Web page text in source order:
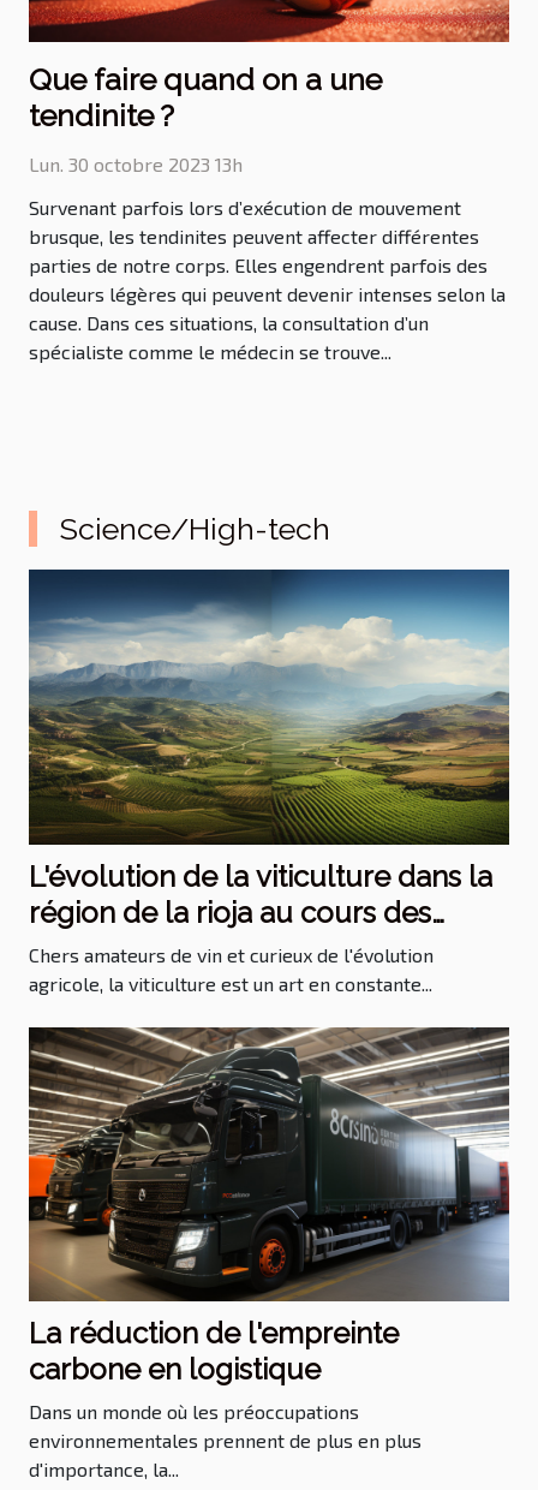
Que faire quand on a une
tendinite ?
Lun. 30 octobre 2023 13h
Survenant parfois lors d’exécution de mouvement
brusque, les tendinites peuvent affecter différentes
parties de notre corps. Elles engendrent parfois des
douleurs légères qui peuvent devenir intenses selon la
cause. Dans ces situations, la consultation d’un
spécialiste comme le médecin se trouve...
Science/High-tech
L'évolution de la viticulture dans la
région de la rioja au cours des
dernières décennies
Chers amateurs de vin et curieux de l'évolution
agricole, la viticulture est un art en constante...
La réduction de l'empreinte
carbone en logistique
Dans un monde où les préoccupations
environnementales prennent de plus en plus
d'importance, la...